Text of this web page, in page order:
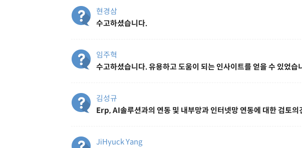
현경삼
수고하셨습니다.
임주혁
수고하셨습니다. 유용하고 도움이 되는 인사이트를 얻을 수 있었
김성규
Erp, AI솔루션과의 연동 및 내부망과 인터넷망 연동에 대한 검토의
JiHyuck Yang